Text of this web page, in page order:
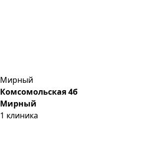
Мирный
Комсомольская 4б
Мирный
1 клиника